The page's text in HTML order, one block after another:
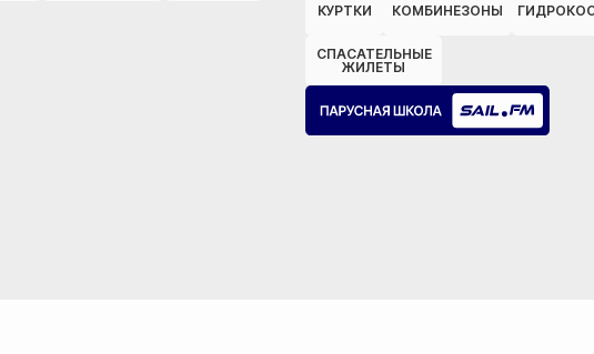
КУРТКИ
КОМБИНЕЗОНЫ
СПАСАТЕЛЬНЫЕ
ЖИЛЕТЫ